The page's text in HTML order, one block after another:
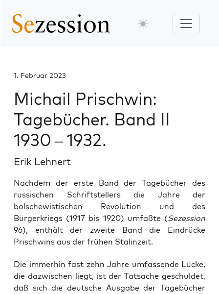
1. Februar 2023
Michail Prischwin:
Tagebücher. Band II
1930 – 1932.
Erik Lehnert
Nachdem der erste Band der Tagebücher des
russischen Schriftstellers die Jahre der
bolschewistischen Revolution und des
Bürgerkriegs (1917 bis 1920) umfaßte (Sezession
96), enthält der zweite Band die Eindrücke
Prischwins aus der frühen Stalinzeit.
Die immer­hin fast zehn Jah­re umfas­sen­de Lücke,
die dazwi­schen liegt, ist der Tat­sa­che geschul­det,
daß sich die deut­sche Aus­ga­be der Tage­bü­cher